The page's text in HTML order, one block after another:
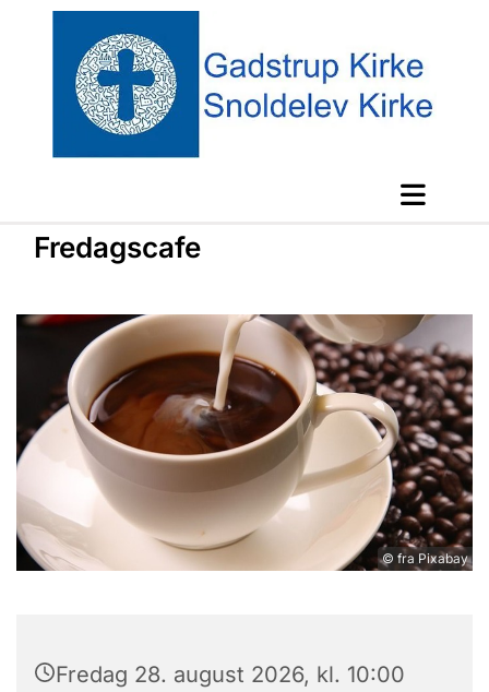
Fredagscafe
© fra Pixabay
Fredag 28. august 2026, kl. 10:00